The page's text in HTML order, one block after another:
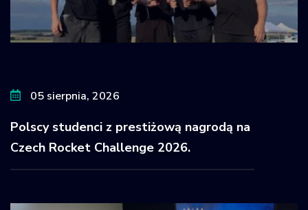
05 sierpnia, 2026
Polscy studenci z prestiżową nagrodą na
Czech Rocket Challenge 2026.